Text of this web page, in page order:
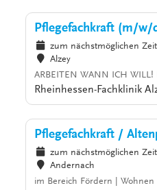
Pflegefachkraft (m/w/
zum nächstmöglichen
Alzey
ARBEITEN WANN ICH WILL!
Rheinhessen-Fachklinik
Pflegefachkraft /
zum nächstmöglichen
Andernach
im Bereich Fördern |